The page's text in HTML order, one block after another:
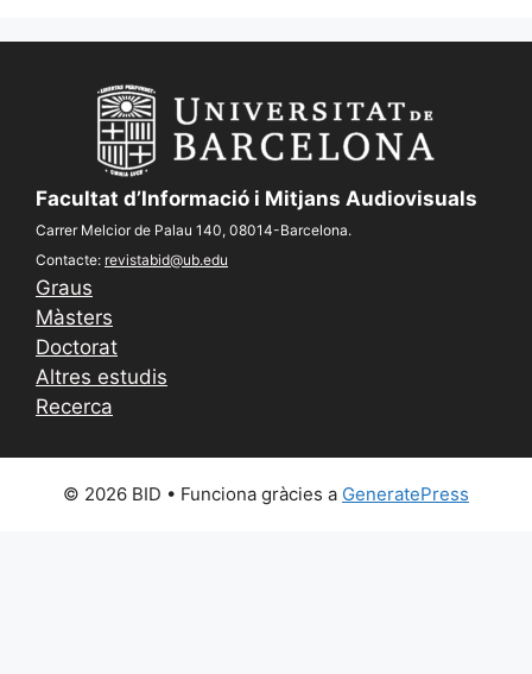
Facultat d’Informació i Mitjans Audiovisuals
Carrer Melcior de Palau 140, 08014-Barcelona.
Contacte: revistabid@ub.edu
Graus
Màsters
Doctorat
Altres estudis
Recerca
© 2026 BID • Funciona gràcies a GeneratePress